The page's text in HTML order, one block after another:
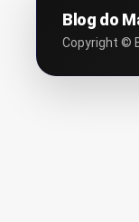
Blog do
Copyright ©